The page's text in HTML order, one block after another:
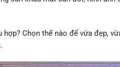
Chọn thế nào để vừa đẹp,